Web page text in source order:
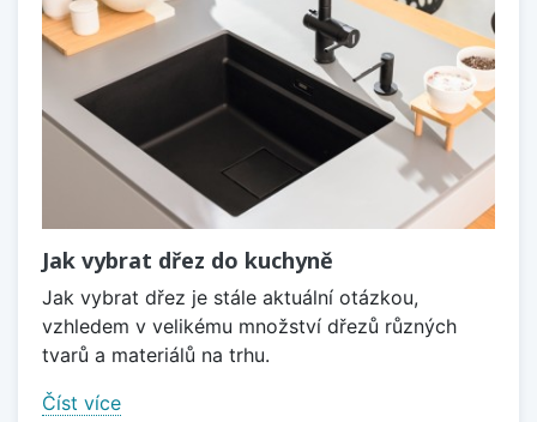
Jak vybrat dřez do kuchyně
Jak vybrat dřez je stále aktuální otázkou,
vzhledem v velikému množství dřezů různých
tvarů a materiálů na trhu.
Číst více